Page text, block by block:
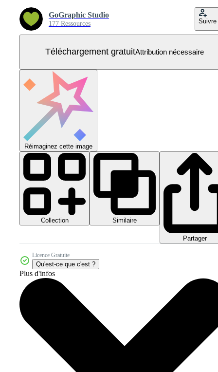
GoGraphic Studio
177 Ressources Suivre
Téléchargement gratuitAttribution nécessaire
Réimaginez cette image
Collection Similaire
Partager
Licence Gratuite
Qu'est-ce que c'est ?
Plus d'infos